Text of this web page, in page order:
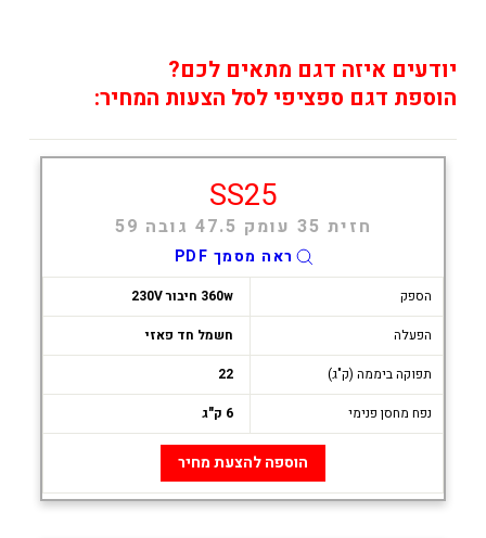
יודעים איזה דגם מתאים לכם?
הוספת דגם ספציפי לסל הצעות המחיר:
SS25
חזית 35 עומק 47.5 גובה 59
ראה מסמך PDF
הספק
360w חיבור 230V
הפעלה
חשמל חד פאזי
תפוקה ביממה (ק"ג)
22
נפח מחסן פנימי
6 ק"ג
הוספה להצעת מחיר